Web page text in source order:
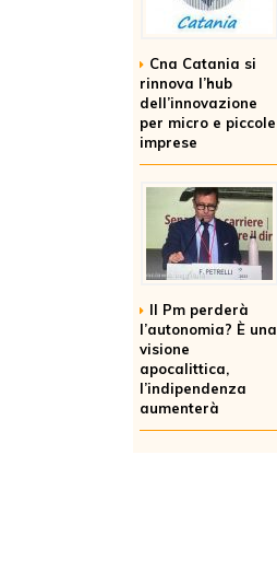
Cna Catania si
rinnova l’hub
dell’innovazione
per micro e piccole
imprese
Il Pm perderà
l’autonomia? È una
visione
apocalittica,
l’indipendenza
aumenterà